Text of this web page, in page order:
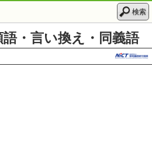
検索
・言い換え・同義語